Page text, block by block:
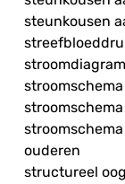
steunkousen
ouderen
structureel